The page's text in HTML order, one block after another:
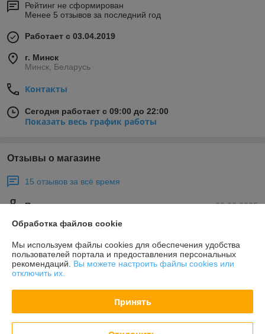
Рейтинг не сформирован
Менее 5 отзывов за последний год
Работает с 03.04.2019
г. Минск
Минск, Беларусь
Контакты
Сегодня работает с 09:00 до 22:00
Показать весь график работы
Отзывы о магазине
15 отзывов за всё время
20.02.2025
Покупатель
Отлично
Сделка подтверждена через корзину
Обработка файлов cookie
Мы используем файлы cookies для обеспечения удобства
пользователей портала и предоставления персональных
рекомендаций. Вы можете настроить файлы cookies или
отключить их.
Принять